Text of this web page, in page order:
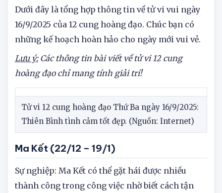
Dưới đây là tổng hợp thông tin về tử vi vui ngày
16/9/2025 của 12 cung hoàng đạo. Chúc bạn có
những kế hoạch hoàn hảo cho ngày mới vui vẻ.
Lưu ý:Các thông tin bài viết về tử vi 12 cung
hoàng đạo chỉ mang tính giải trí!
Tử vi 12 cung hoàng đạo Thứ Ba ngày 16/9/2025:
Thiên Bình tình cảm tốt đẹp. (Nguồn: Internet)
Ma Kết (22/12 – 19/1)
Sự nghiệp: Ma Kết có thể gặt hái được nhiều